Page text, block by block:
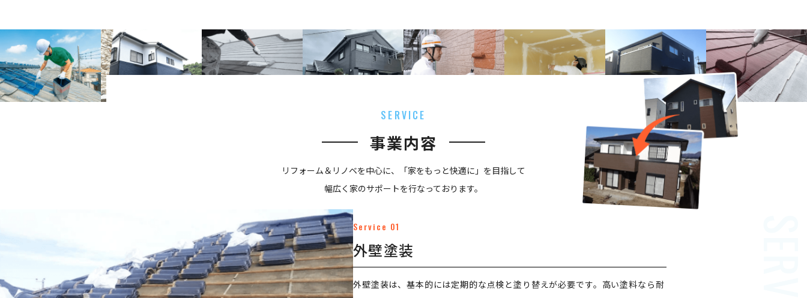
SERVICE
事業内容
リフォーム＆リノベを中心に、「家をもっと快適に」を目指して
幅広く家のサポートを行なっております。
Service 01
外壁塗装
外壁塗装は、基本的には定期的な点検と塗り替えが必要です。高い塗料なら耐